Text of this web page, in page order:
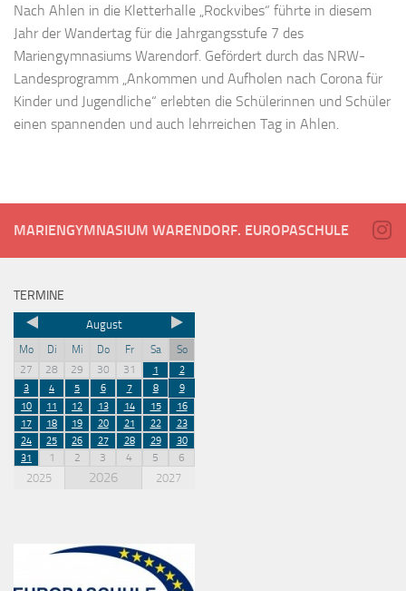
Nach Ahlen in die Kletterhalle „Rockvibes“ führte in diesem
Jahr der Wandertag für die Jahrgangsstufe 7 des
Mariengymnasiums Warendorf. Gefördert durch das NRW-
Landesprogramm „Ankommen und Aufholen nach Corona für
Kinder und Jugendliche“ erlebten die Schülerinnen und Schüler
einen spannenden und auch lehrreichen Tag in Ahlen.
MARIENGYMNASIUM WARENDORF. EUROPASCHULE
TERMINE
August
Mo Di Mi Do Fr Sa
So
27
28 29 30 31 1
2
3
4 5 6 7 8
9
10
11 12 13 14 15
16
17
18 19 20 21 22
23
24
25 26 27 28 29
30
31
1 2 3 4 5 6
2025 2026 2027